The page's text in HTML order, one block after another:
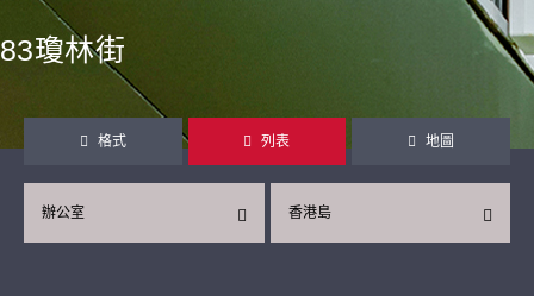
83瓊林街
格式 列表 地圖
香港島
辦公室